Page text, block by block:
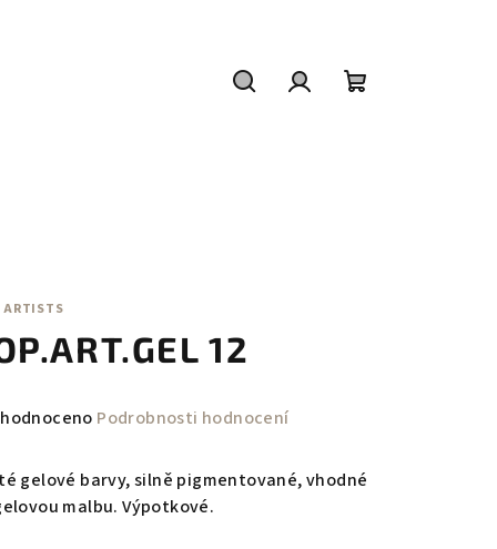
12
Podrobnosti hodnocení
gelové barvy, silně pigmentované, vhodné
malbu. Výpotkové.